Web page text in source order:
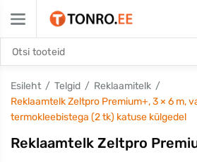
Esileht Telgid
Reklaamitelk
Reklaamtelk Zeltpro Premium+, 3 × 6 m,
termokleebistega (2 tk) katuse külgedel
Reklaamtelk Zeltpro